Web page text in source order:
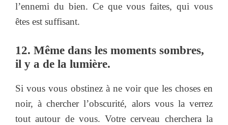
l’ennemi du bien. Ce que vous faites, qui vous
êtes est suffisant.
12. Même dans les moments sombres,
il y a de la lumière.
Si vous vous obstinez à ne voir que les choses en
noir, à chercher l’obscurité, alors vous la verrez
tout autour de vous. Votre cerveau cherchera la